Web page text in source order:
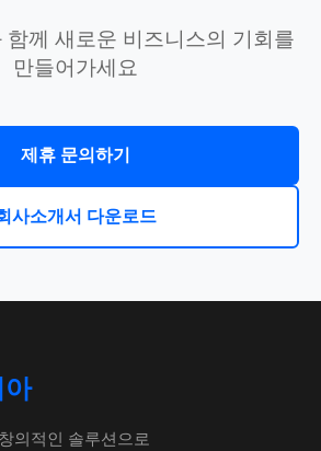
께 새로운 비즈니스의 기회를
만들어가세요
제휴 문의하기
사소개서 다운로드
의적인 솔루션으로